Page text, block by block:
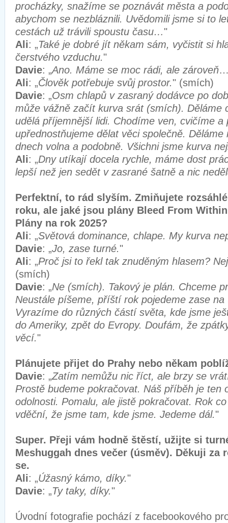
procházky, snažíme se poznávát města a
abychom se nezbláznili. Uvědomili jsme si to
cestách už trávili spoustu času…"
Ali: „Také je dobré jít někam sám, vyčistit si
čerstvého vzduchu."
Davie: „Ano. Máme se moc rádi, ale zároveň
Ali: „Člověk potřebuje svůj prostor." (smích)
Davie: „Osm chlapů v zasraný dodávce po
může vážně začít kurva srát (smích). Děláme
udělá příjemnější lidi. Chodíme ven, cvičíme a
upřednostňujeme dělat věci společně. Děláme
dnech volna a podobně. Všichni jsme kurva
Ali: „Dny utíkají docela rychle, máme dost
lepší než jen sedět v zasrané šatně a nic
Perfektní, to rád slyším. Zmiňujete
roku, ale jaké jsou plány Bleed From
Plány na rok 2025?
Ali: „Světová dominance, chlape. My kurva
Davie: „Jo, zase turné."
Ali: „Proč jsi to řekl tak znuděným hlasem?
(smích)
Davie: „Ne (smích). Takový je plán. Chceme
Neustále píšeme, příští rok pojedeme zase na
Vyrazíme do různých částí světa, kde jsme
do Ameriky, zpět do Evropy. Doufám, že
věcí."
Plánujete přijet do Prahy nebo někam
Davie: „Zatím nemůžu nic říct, ale brzy se
Prostě budeme pokračovat. Náš příběh je ten
odolnosti. Pomalu, ale jistě pokračovat. Rok
vděční, že jsme tam, kde jsme. Jedeme dál."
Super. Přeji vám hodně štěstí, užijte si
Meshuggah dnes večer (úsměv). Děkuji za
se.
Ali: „Úžasný kámo, díky."
Davie: „Ty taky, díky."
Úvodní fotografie pochází z facebookového